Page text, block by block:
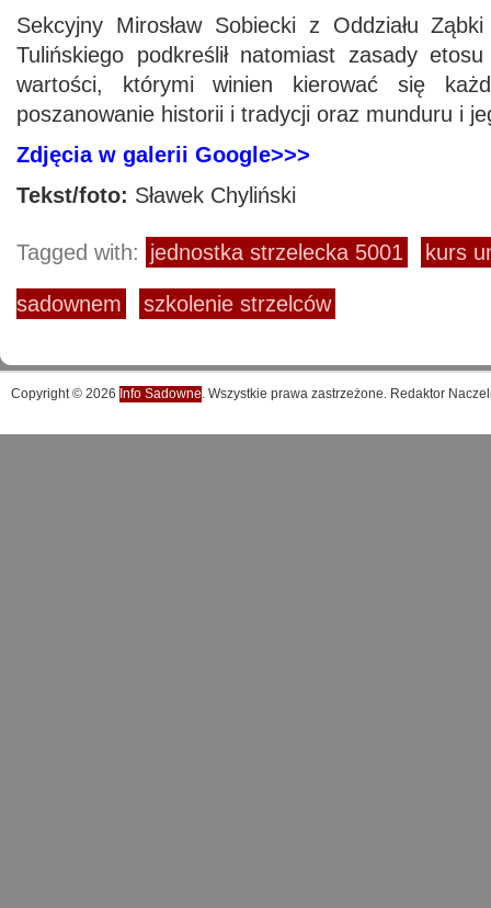
Sekcyjny Mirosław Sobiecki z Oddziału
Tulińskiego podkreślił natomiast zasady
wartości, którymi winien kierować się
poszanowanie historii i tradycji oraz munduru i
Zdjęcia w galerii Google>>>
Tekst/foto: Sławek Chyliński
Tagged with: jednostka strzelecka 5001 kurs
sadownem szkolenie strzelców
Copyright © 2026 Info Sadowne. Wszystkie prawa zastrzeżone. Redaktor